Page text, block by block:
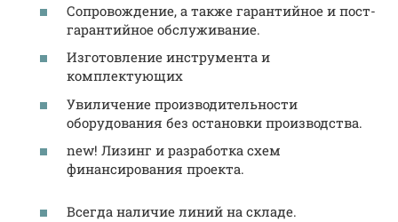
Сопровождение, а также гарантийное и пост-
гарантийное обслуживание.
Изготовление инструмента и
комплектующих
Увиличение производительности
оборудования без остановки производства.
new! Лизинг и разработка схем
финансирования проекта.
Всегда наличие линий на складе.